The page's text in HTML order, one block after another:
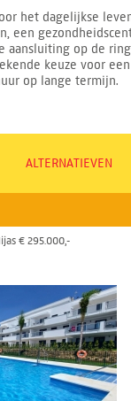
het dagelijkse
een
aansluiting op de
keuze voor
op lange termijn.
ALTERNATIEVEN
€ 295.000,-